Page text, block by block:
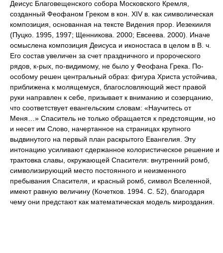
Деисус Благовещенского собора Московского Кремля,
созданный Феофаном Греком в кон. XIV в. как символическая
композиция, основанная на тексте Видения прор. Иезекииля
(Пуцко. 1995, 1997; Щенникова. 2000; Евсеева. 2000). Иначе
осмыслена композиция Деисуса и иконостаса в целом в В. ч.
Его состав увеличен за счет праздничного и пророческого
рядов, к-рых, по-видимому, не было у Феофана Грека. По-
особому решен центральный образ: фигура Христа устойчива,
приближена к молящемуся, благословляющий жест правой
руки направлен к себе, призывает к вниманию и созерцанию,
что соответствует евангельским словам: «Научитесь от
Меня…» Спаситель не только обращается к предстоящим, но
и несет им Слово, начертанное на страницах крупного
выдвинутого на первый план раскрытого Евангелия. Эту
интонацию усиливают сдержанное колористическое решение и
трактовка славы, окружающей Спасителя: внутренний ромб,
символизирующий место постоянного и неизменного
пребывания Спасителя, и красный ромб, символ Вселенной,
имеют равную величину (Кочетков. 1994. С. 52), благодаря
чему они предстают как математическая модель мироздания.